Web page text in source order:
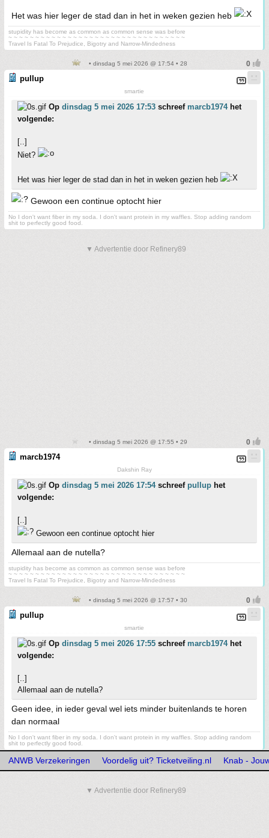
Het was hier leger de stad dan in het in weken gezien heb
stupidity has become as common as common sense was before
~ ~ ~ ~ ~ ~ ~ ~ ~ ~ ~ ~ ~ ~ ~ ~ ~ ~ ~ ~ ~ ~ ~ ~ ~ ~ ~ ~ ~ ~ ~ ~ ~
Travel Is Fatal To Prejudice, Bigotry and Narrow-Mindedness
• dinsdag 5 mei 2026 @ 17:54 • 28
pullup
smartie
Op dinsdag 5 mei 2026 17:53 schreef marcb1974het
volgende:
[..]
Niet?
Het was hier leger de stad dan in het in weken gezien heb
Gewoon een continue optocht hier
No I don't want fiber in my soda. I don't want protein in my waffles. Stop adding random
shit to perfectly good food.
▼ Advertentie door Refinery89
• dinsdag 5 mei 2026 @ 17:55 • 29
marcb1974
Dakshin Ray
Op dinsdag 5 mei 2026 17:54schreef pullup het
volgende:
[..]
Gewoon een continue optocht hier
Allemaal aan de nutella?
stupidity has become as common as common sense was before
~ ~ ~ ~ ~ ~ ~ ~ ~ ~ ~ ~ ~ ~ ~ ~ ~ ~ ~ ~ ~ ~ ~ ~ ~ ~ ~ ~ ~ ~ ~ ~ ~
Travel Is Fatal To Prejudice, Bigotry and Narrow-Mindedness
• dinsdag 5 mei 2026 @ 17:57 • 30
pullup
smartie
Op dinsdag 5 mei 2026 17:55 schreef marcb1974het
volgende:
[..]
Allemaal aan de nutella?
Geen idee, in ieder geval wel iets minder buitenlands te horen
dan normaal
No I don't want fiber in my soda. I don't want protein in my waffles. Stop adding random
shit to perfectly good food.
ANWB Verzekeringen Voordelig uit? Ticketveiling.nl Knab -
▼ Advertentie door Refinery89